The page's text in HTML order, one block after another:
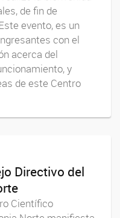
de fin de
evento, es un
con el
acerca del
y
de este Centro
Directivo del
Científico